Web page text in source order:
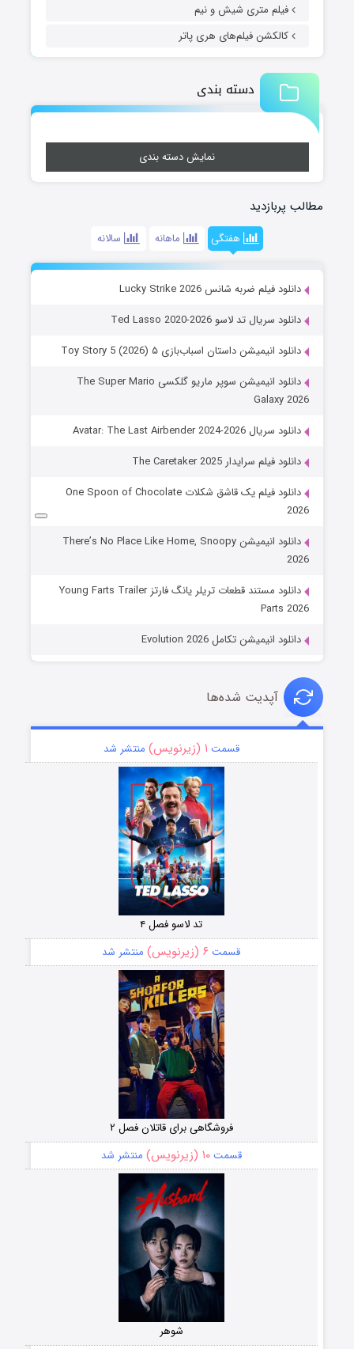
فیلم متری شیش و نیم
کالکشن فیلم‌های هری پاتر
دسته بندی
نمایش دسته بندی
مطالب پربازدید
هفتگی ماهانه سالانه
دانلود فیلم ضربه شانس Lucky Strike 2026
دانلود سریال تد لاسو Ted Lasso 2020-2026
دانلود انیمیشن داستان اسباب‌بازی ۵ Toy Story 5 (2026)
دانلود انیمیشن سوپر ماریو گلکسی The Super Mario
Galaxy 2026
دانلود سریال Avatar: The Last Airbender 2024-2026
دانلود فیلم سرایدار The Caretaker 2025
دانلود فیلم یک قاشق شکلات One Spoon of Chocolate
2026
دانلود انیمیشن There’s No Place Like Home, Snoopy
2026
دانلود مستند قطعات تریلر یانگ فارتز Young Farts Trailer
Parts 2026
دانلود انیمیشن تکامل Evolution 2026
آپدیت شده‌ها
قسمت ۱ (زیرنویس) منتشر شد
تد لاسو فصل ۴
قسمت ۶ (زیرنویس) منتشر شد
فروشگاهی برای قاتلان فصل ۲
قسمت۱۰ (زیرنویس) منتشر شد
شوهر